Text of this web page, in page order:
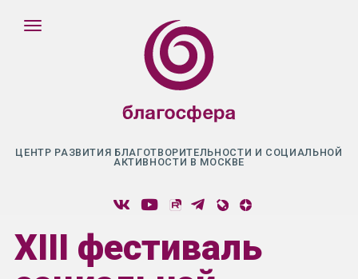
ЦЕНТР РАЗВИТИЯ БЛАГОТВОРИТЕЛЬНОСТИ И СОЦИАЛЬНОЙ
АКТИВНОСТИ В МОСКВЕ
XIII фестиваль